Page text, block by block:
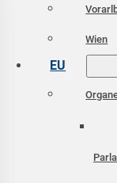
Wien
EU